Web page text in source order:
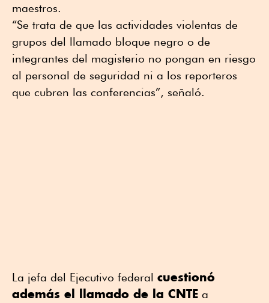
maestros.
“Se trata de que las actividades violentas de
grupos del llamado bloque negro o de
integrantes del magisterio no pongan en riesgo
al personal de seguridad ni a los reporteros
que cubren las conferencias”, señaló.
La jefa del Ejecutivo federal cuestionó
además el llamado de la CNTE a